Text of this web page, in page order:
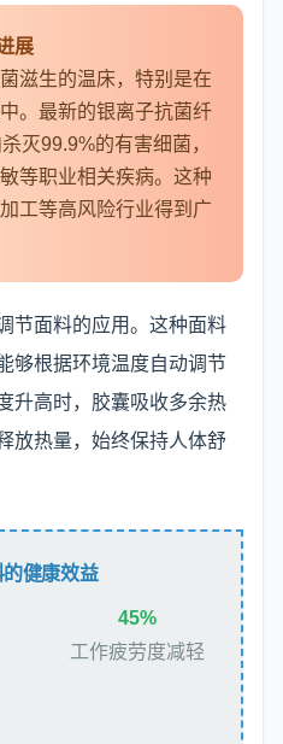
展
滋生的温床，特别是在
。最新的银离子抗菌纤
灭99.9%的有害细菌，
等职业相关疾病。这种
工等高风险行业得到广
节面料的应用。这种面料
够根据环境温度自动调节
升高时，胶囊吸收多余热
放热量，始终保持人体舒
健康效益
45%
工作疲劳度减轻